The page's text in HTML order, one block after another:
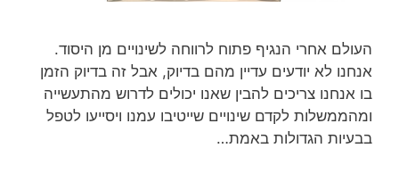
העולם אחרי הנגיף פתוח לרווחה לשינויים מן היסוד.
אנחנו לא יודעים עדיין מהם בדיוק, אבל זה בדיוק הזמן
בו אנחנו צריכים להבין שאנו יכולים לדרוש מהתעשייה
ומהממשלות לקדם שינויים שייטיבו עמנו ויסייעו לטפל
בבעיות הגדולות באמת…